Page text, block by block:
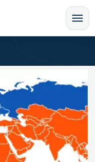
MENU